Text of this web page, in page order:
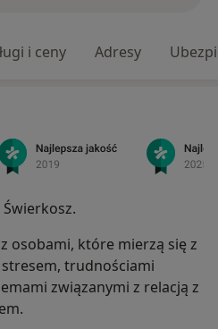
i ceny Adresy
osobami, które mierzą się z
trudnościami
związanymi z relacją z